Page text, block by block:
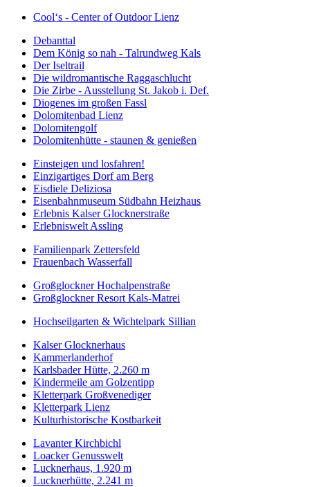
Cool‘s - Center of Outdoor Lienz
Debanttal
Dem König so nah - Talrundweg Kals
Der Iseltrail
Die wildromantische Raggaschlucht
Die Zirbe - Ausstellung St. Jakob i. Def.
Diogenes im großen Fassl
Dolomitenbad Lienz
Dolomitengolf
Dolomitenhütte - staunen & genießen
Einsteigen und losfahren!
Einzigartiges Dorf am Berg
Eisdiele Deliziosa
Eisenbahnmuseum Südbahn Heizhaus
Erlebnis Kalser Glocknerstraße
Erlebniswelt Assling
Familienpark Zettersfeld
Frauenbach Wasserfall
Großglockner Hochalpenstraße
Großglockner Resort Kals-Matrei
Hochseilgarten & Wichtelpark Sillian
Kalser Glocknerhaus
Kammerlanderhof
Karlsbader Hütte, 2.260 m
Kindermeile am Golzentipp
Kletterpark Großvenediger
Kletterpark Lienz
Kulturhistorische Kostbarkeit
Lavanter Kirchbichl
Loacker Genusswelt
Lucknerhaus, 1.920 m
Lucknerhütte, 2.241 m